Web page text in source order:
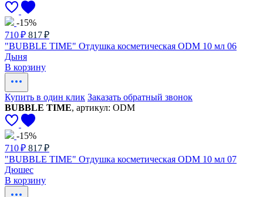
-15%
710 ₽ 817 ₽
"BUBBLE TIME" Отдушка косметическая ODM 10 мл 06
Дыня
В корзину
Купить в один клик Заказать обратный звонок
BUBBLE TIME, артикул: ODM
-15%
710 ₽ 817 ₽
"BUBBLE TIME" Отдушка косметическая ODM 10 мл 07
Дюшес
В корзину